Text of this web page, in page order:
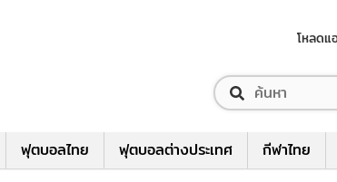
โหลดแ
ฟุตบอลไทย ฟุตบอลต่างประเทศ กีฬาไทย